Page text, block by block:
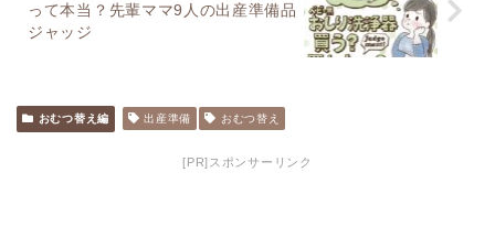
って本当？先輩ママ9人の出産準備品
ジャッジ
おむつ替え編 出産準備 おむつ替え
[PR]スポンサーリンク